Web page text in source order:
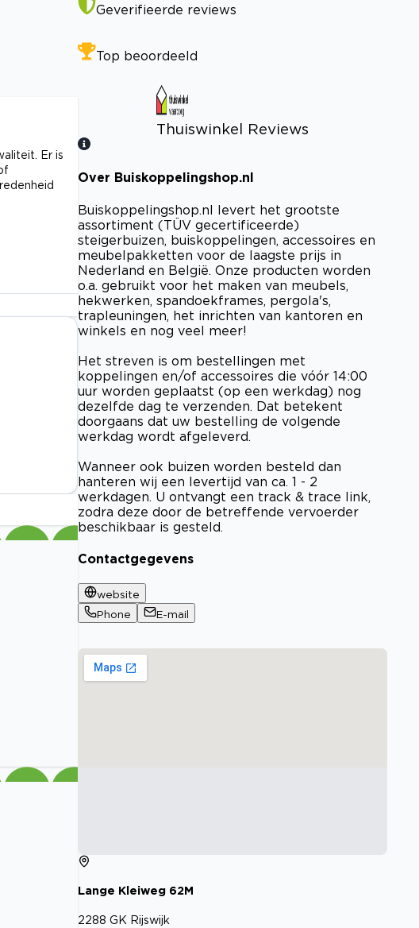
Er is
Geverifieerde reviews
Top beoordeeld
Thuiswinkel Reviews
Bekijk certificaat
Over Buiskoppelingshop.nl
Buiskoppelingshop.nl levert het grootste
assortiment (TÜV gecertificeerde)
steigerbuizen, buiskoppelingen, accessoires en
meubelpakketten voor de laagste prijs in
Nederland en België. Onze producten worden
o.a. gebruikt voor het maken van meubels,
hekwerken, spandoekframes, pergola's,
trapleuningen, het inrichten van kantoren en
winkels en nog veel meer!
Het streven is om bestellingen met
koppelingen en/of accessoires die vóór 14:00
uur worden geplaatst (op een werkdag) nog
dezelfde dag te verzenden. Dat betekent
doorgaans dat uw bestelling de volgende
werkdag wordt afgeleverd.
Wanneer ook buizen worden besteld dan
hanteren wij een levertijd van ca. 1 - 2
werkdagen. U ontvangt een track & trace link,
zodra deze door de betreffende vervoerder
beschikbaar is gesteld.
Contactgegevens
website
Phone
E-mail
Lange Kleiweg 62M
2288 GK Rijswijk